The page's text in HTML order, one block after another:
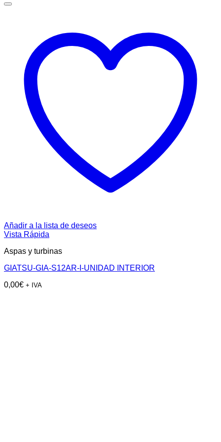
Añadir a la lista de deseos
Vista Rápida
Aspas y turbinas
GIATSU-GIA-S12AR-I-UNIDAD INTERIOR
0,00€ + IVA